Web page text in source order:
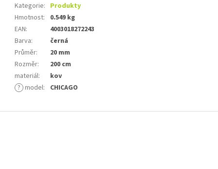
Kategorie: Produkty
Hmotnost:
0.549 kg
EAN:
4003018272243
Barva:
černá
Průměr:
20 mm
Rozměr:
200 cm
materiál:
kov
? model: CHICAGO